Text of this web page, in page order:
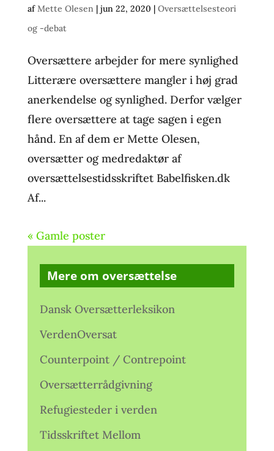
afMette Olesen| jun 22, 2020 | Oversættelsesteori
og -debat
Oversættere arbejder for mere synlighed
Litterære oversættere mangler i høj grad
anerkendelse og synlighed. Derfor vælger
flere oversættere at tage sagen i egen
hånd. En af dem er Mette Olesen,
oversætter og medredaktør af
oversættelsestidsskriftet Babelfisken.dk
Af...
« Gamle poster
Mere om oversættelse
Dansk Oversætterleksikon
VerdenOversat
Counterpoint / Contrepoint
Oversætterrådgivning
Refugiesteder i verden
Tidsskriftet Mellom